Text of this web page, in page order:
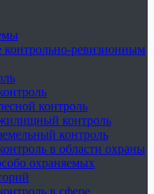
ревизионным
контроль
контроль
контроль
в области охраны
охраняемых
в сфере